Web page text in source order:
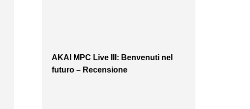
AKAI MPC Live III: Benvenuti nel
futuro – Recensione